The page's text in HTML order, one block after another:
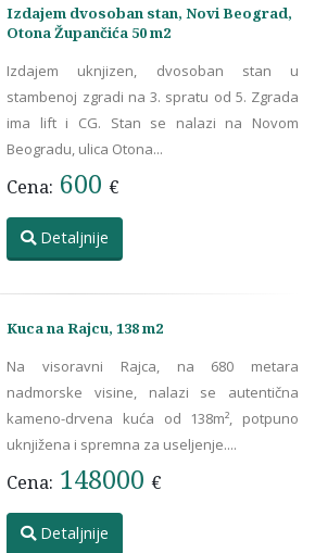
Izdajem dvosoban stan, Novi Beograd,
Otona Župančića 50 m2
Izdajem uknjizen, dvosoban stan u
stambenoj zgradi na 3. spratu od 5. Zgrada
ima lift i CG. Stan se nalazi na Novom
Beogradu, ulica Otona...
Cena: 600 €
Detaljnije
Kuca na Rajcu, 138 m2
Na visoravni Rajca, na 680 metara
nadmorske visine, nalazi se autentična
kameno-drvena kuća od 138m², potpuno
uknjižena i spremna za useljenje....
Cena: 148000 €
Detaljnije